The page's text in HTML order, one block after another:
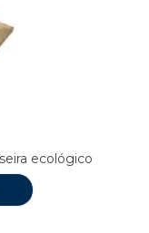
ecológico